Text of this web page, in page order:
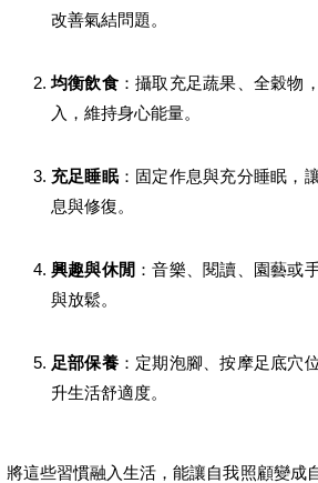
改善氣結問題。
均衡飲食：攝取充足蔬果、全穀物
入，維持身心能量。
充足睡眠：固定作息與充分睡眠，
息與修復。
興趣與休閒 ：音樂、閱讀、園藝或
與放鬆。
足部保養：定期泡腳、按摩足底穴
升生活舒適度。
將這些習慣融入生活，能讓自我照顧變成